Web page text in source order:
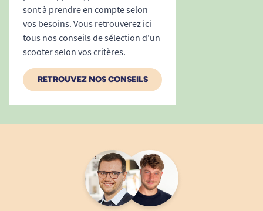
commandes regroupées (klaxon, vitesse,
marche avant/arrière) pour une utilisation
même avec une mobilité réduite des mains.
électromagnétiques, sécurité maximale
lors des arrêts et sur les pentes jusqu’à 3°.
Batterie amovible légère (2,8 kg), facile à
recharger à la maison ou sur secteur public.
Accoudoirs réglables en hauteur et en
largeur (hauteur : 15 ou 20 cm, largeur :
42,5 ou 45 cm), adaptés à toutes les
morphologies.
sont à prendre en compte selon
vos besoins. Vous retrouverez ici
tous nos conseils de sélection d'un
scooter selon vos critères.
RETROUVEZ NOS CONSEILS